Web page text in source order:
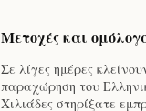
Μετοχές και
Σε λίγες ημέρες
παραχώρηση του
Χιλιάδες στηρίξατε